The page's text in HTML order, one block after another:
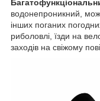
водонепроникний,
інших поганих
риболовлі, їзди на
заходів на свіжому